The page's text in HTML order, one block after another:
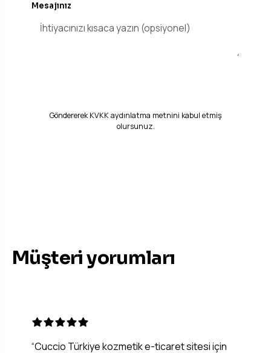
Mesajınız
GöndererekKVKK aydınlatma metnini kabul etmiş
olursunuz.
Müşteri yorumları
“Cuccio Türkiye kozmetik e-ticaret sitesi için